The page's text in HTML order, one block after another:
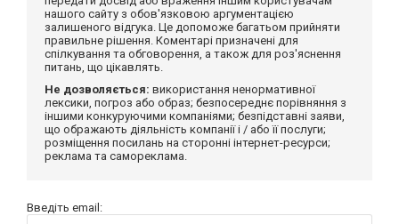
нашого сайту з обов'язковою аргументацією
залишеного відгука. Це допоможе багатьом прийняти
правильне рішення. Коментарі призначені для
спілкування та обговорення, а також для роз'яснення
питань, що цікавлять.
Не дозволяється: використання ненормативної
лексики, погроз або образ; безпосереднє порівняння з
іншими конкуруючими компаніями; безпідставні заяви,
що ображають діяльність компанії і / або її послуги;
розміщення посилань на сторонні інтернет-ресурси;
реклама та самореклама.
Введіть email: